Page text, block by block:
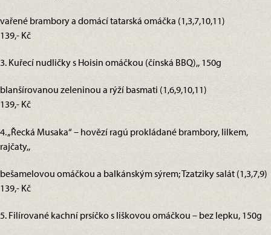
vařené brambory a domácí tatarská omáčka (1,3,7,10,11)
139,- Kč
3. Kuřecí nudličky s Hoisin omáčkou (čínská BBQ),, 150g
blanšírovanou zeleninou a rýží basmati (1,6,9,10,11)
139,- Kč
4. „Řecká Musaka“ – hovězí ragú prokládané brambory, lilkem,
rajčaty,,
bešamelovou omáčkou a balkánským sýrem; Tzatziky salát (1,3,7,9)
139,- Kč
5. Filírované kachní prsíčko s liškovou omáčkou – bez lepku, 150g